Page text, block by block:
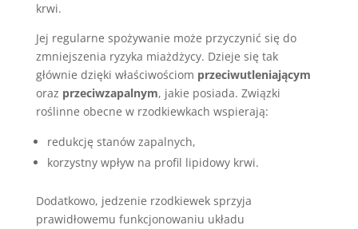
krwi.
Jej regularne spożywanie może przyczynić się do
zmniejszenia ryzyka miażdżycy. Dzieje się tak
głównie dzięki właściwościom przeciwutleniającym
oraz przeciwzapalnym, jakie posiada. Związki
roślinne obecne w rzodkiewkach wspierają:
redukcję stanów zapalnych,
korzystny wpływ na profil lipidowy krwi.
Dodatkowo, jedzenie rzodkiewek sprzyja
prawidłowemu funkcjonowaniu układu